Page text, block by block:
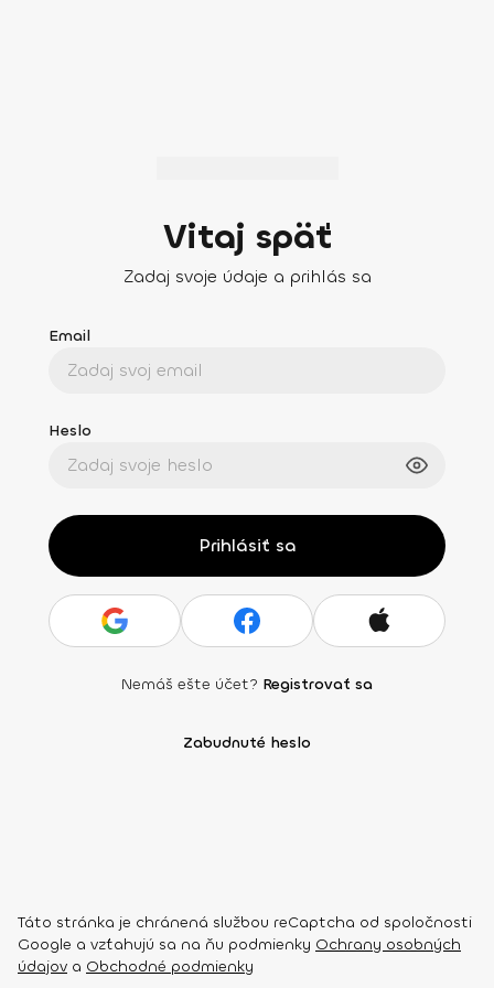
Vitaj späť
Zadaj svoje údaje a prihlás sa
Email
Heslo
Prihlásiť sa
Nemáš ešte účet? Registrovať sa
Zabudnuté heslo
Táto stránka je chránená službou reCaptcha od spoločnosti
Google a vzťahujú sa na ňu podmienky Ochrany osobných
údajov a Obchodné podmienky